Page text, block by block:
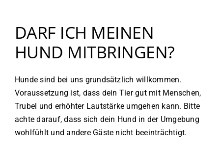
DARF ICH MEINEN
HUND MITBRINGEN?
Hunde sind bei uns grundsätzlich willkommen.
Voraussetzung ist, dass dein Tier gut mit Menschen,
Trubel und erhöhter Lautstärke umgehen kann. Bitte
achte darauf, dass sich dein Hund in der Umgebung
wohlfühlt und andere Gäste nicht beeinträchtigt.